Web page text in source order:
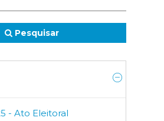
Pesquisar
- Ato Eleitoral